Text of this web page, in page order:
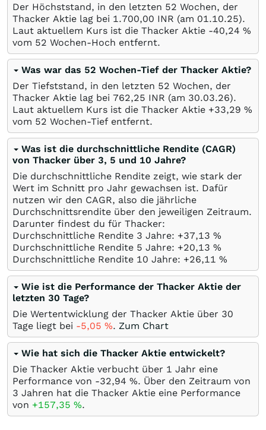
Der Höchststand, in den letzten 52 Wochen, der
Thacker Aktie lag bei 1.700,00 INR (am 01.10.25).
Laut aktuellem Kurs ist die Thacker Aktie -40,24 %
vom 52 Wochen-Hoch entfernt.
Was war das 52 Wochen-Tief der Thacker Aktie?
Der Tiefststand, in den letzten 52 Wochen, der
Thacker Aktie lag bei 762,25 INR (am 30.03.26).
Laut aktuellem Kurs ist die Thacker Aktie +33,29 %
vom 52 Wochen-Tief entfernt.
Was ist die durchschnittliche Rendite (CAGR)
von Thacker über 3, 5 und 10 Jahre?
Die durchschnittliche Rendite zeigt, wie stark der
Wert im Schnitt pro Jahr gewachsen ist. Dafür
nutzen wir den CAGR, also die jährliche
Durchschnittsrendite über den jeweiligen Zeitraum.
Darunter findest du für Thacker:
Durchschnittliche Rendite 3 Jahre: +37,13 %
Durchschnittliche Rendite 5 Jahre: +20,13 %
Durchschnittliche Rendite 10 Jahre: +26,11 %
Wie ist die Performance der Thacker Aktie der
letzten 30 Tage?
Die Wertentwicklung der Thacker Aktie über 30
Tage liegt bei -5,05 %. Zum Chart
Wie hat sich die Thacker Aktie entwickelt?
Die Thacker Aktie verbucht über 1 Jahr eine
Performance von -32,94 %. Über den Zeitraum von
3 Jahren hat die Thacker Aktie eine Performance
von +157,35 %.